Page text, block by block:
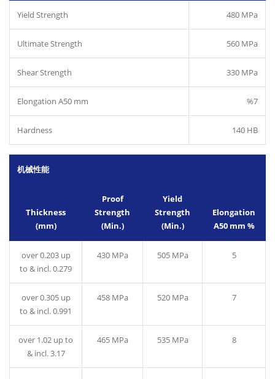
Yield Strength 480 MPa
Ultimate Strength 560 MPa
Shear Strength 330 MPa
Elongation A50 mm %7
Hardness 140 HB
机械性能
Thickness
(mm)
Proof
Strength
(Min.)
Yield
Strength
(Min.)
Elongation
A50 mm %
over 0.203 up
to & incl. 0.279
430 MPa 505 MPa 5
over 0.305 up
to & incl. 0.991
458 MPa 520 MPa 7
over 1.02 up to
& incl. 3.17
465 MPa 535 MPa 8